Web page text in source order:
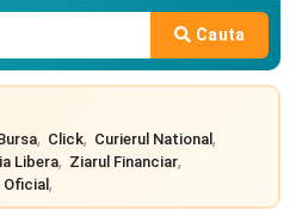
Cauta
, Click, Curierul National,
Libera, Ziarul Financiar,
,